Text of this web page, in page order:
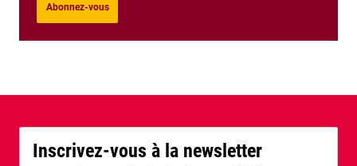
Abonnez-vous
Inscrivez-vous à la newsletter